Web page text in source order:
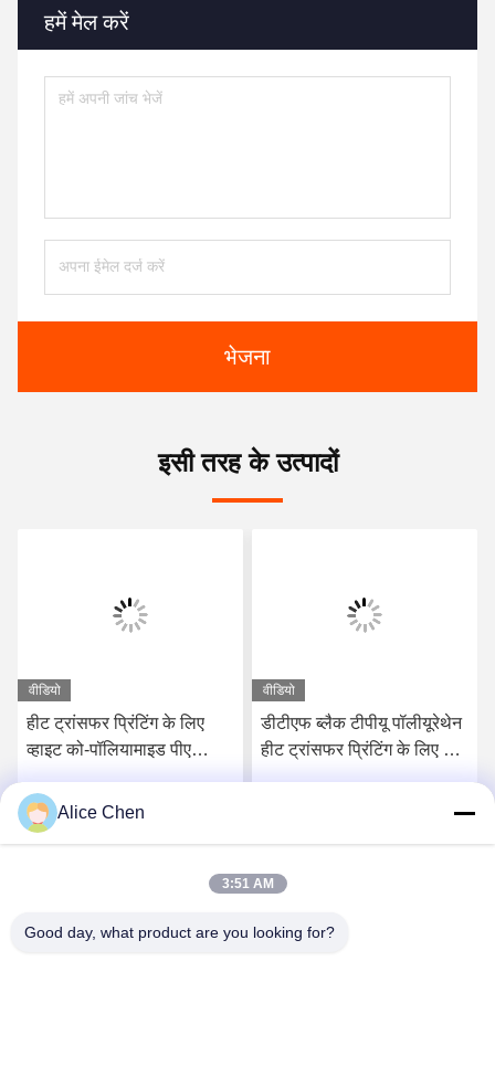
हमें मेल करें
भेजना
इसी तरह के उत्पादों
वीडियो
हीट ट्रांसफर प्रिंटिंग के लिए
व्हाइट को-पॉलियामाइड पीए
वीडियो
डीटीएफ ब्लैक टीपीयू पॉलीयूरेथेन
हीट ट्रांसफर प्रिंटिंग के लिए गर्म
Alice Chen
3:51 AM
Good day, what product are you looking for?